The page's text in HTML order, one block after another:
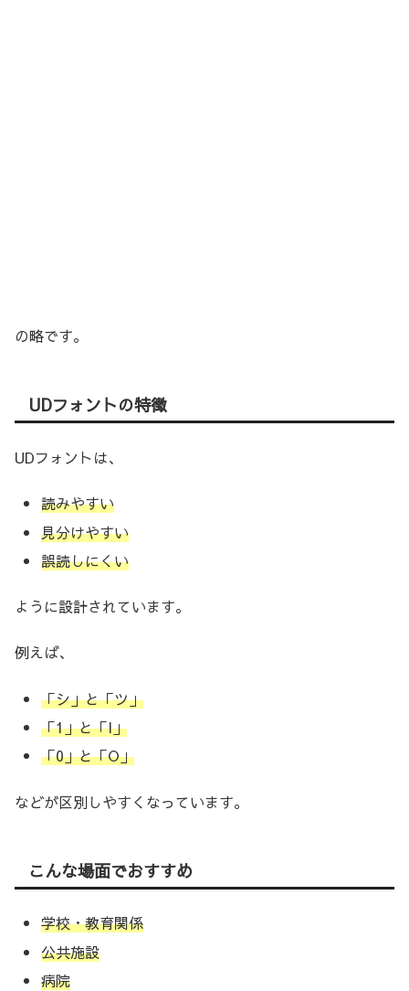
の略です。
UDフォントの特徴
UDフォントは、
読みやすい
見分けやすい
誤読しにくい
ように設計されています。
例えば、
「シ」と「ツ」
「1」と「I」
「0」と「O」
などが区別しやすくなっています。
こんな場面でおすすめ
学校・教育関係
公共施設
病院